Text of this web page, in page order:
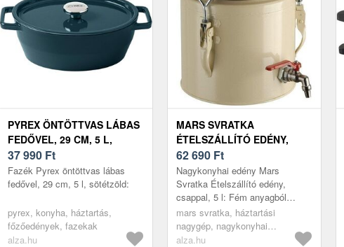
PYREX ÖNTÖTTVAS LÁBAS
FEDŐVEL, 29 CM, 5 L,
SÖTÉTZÖLD
37 990 Ft
Fazék Pyrex öntöttvas lábas
fedővel, 29 cm, 5 l, sötétzöld:
pyrex, konyha, háztartás,
főzőedények, fazekak
alza.hu
MARS SVRATKA
ÉTELSZÁLLÍTÓ EDÉNY,
CSAPPAL, 5 L
62 690 Ft
Nagykonyhai edény Mars
Svratka Ételszállító edény,
csappal, 5 l: Fém anyagból
készítették. A számodra
megfelelő gasztro edényt
űrtartalom szerint i...
mars svratka, háztartási
nagygép, nagykonyhai
berendezések, ételszállítók,
alza.hu